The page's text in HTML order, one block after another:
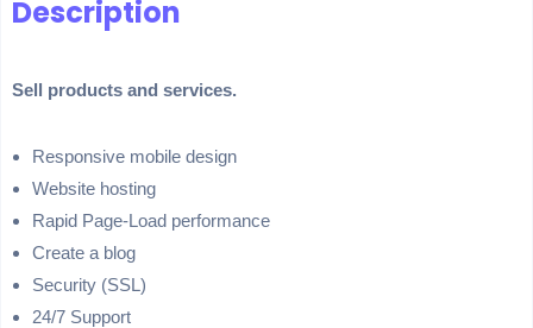
Description
Sell products and services.
Responsive mobile design
Website hosting
Rapid Page-Load performance
Create a blog
Security (SSL)
24/7 Support